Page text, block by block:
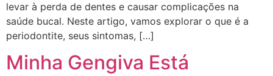
levar à perda de dentes e causar complicações na
saúde bucal. Neste artigo, vamos explorar o que é a
periodontite, seus sintomas, […]
Minha Gengiva Está